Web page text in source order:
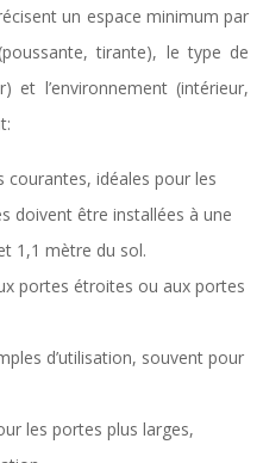
un espace minimum par
tirante), le type de
et l’environnement (intérieur,
courantes, idéales pour les
doivent être installées à une
1,1 mètre du sol.
portes étroites ou aux portes
d’utilisation, souvent pour
les portes plus larges,